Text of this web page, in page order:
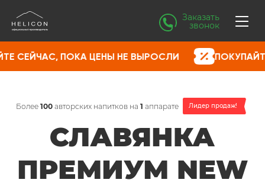
Заказать
звонок
ЦЕНЫ НЕ ВЫРОСЛИ ПОКУПАЙТЕ СЕЙЧАС,
СЛАВЯНКА
ПРЕМИУМ NEW
Более 100авторских напитков на 1 аппарате Лидер продаж!